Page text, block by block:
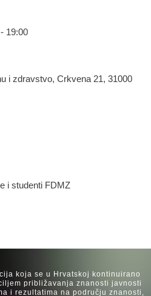
19:00
i zdravstvo, Crkvena 21, 31000
i studenti FDMZ
koja se u Hrvatskoj kontinuirano
približavanja znanosti javnosti
i rezultatima na području znanosti,